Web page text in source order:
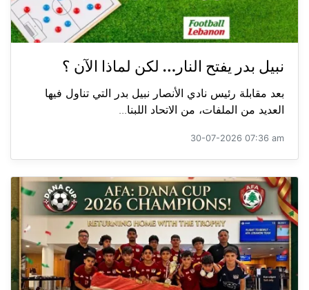
نبيل بدر يفتح النار… لكن لماذا الآن ؟
بعد مقابلة رئيس نادي الأنصار نبيل بدر التي تناول فيها
العديد من الملفات، من الاتحاد اللبنا...
30-07-2026 07:36 am